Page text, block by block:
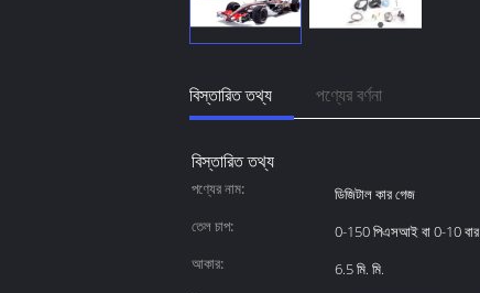
বিস্তারিত তথ্য পণ্যের বর্ণনা
বিস্তারিত তথ্য
পণ্যের নাম: ডিজিটাল কার গেজ
তেল চাপ:
0-150 পিএসআই বা 0-10 বার
আকার:
6.5 মি. মি.